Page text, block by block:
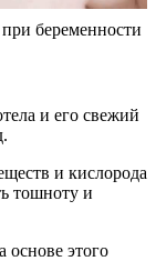
беременности
и его свежий
и кислорода
тошноту и
основе этого